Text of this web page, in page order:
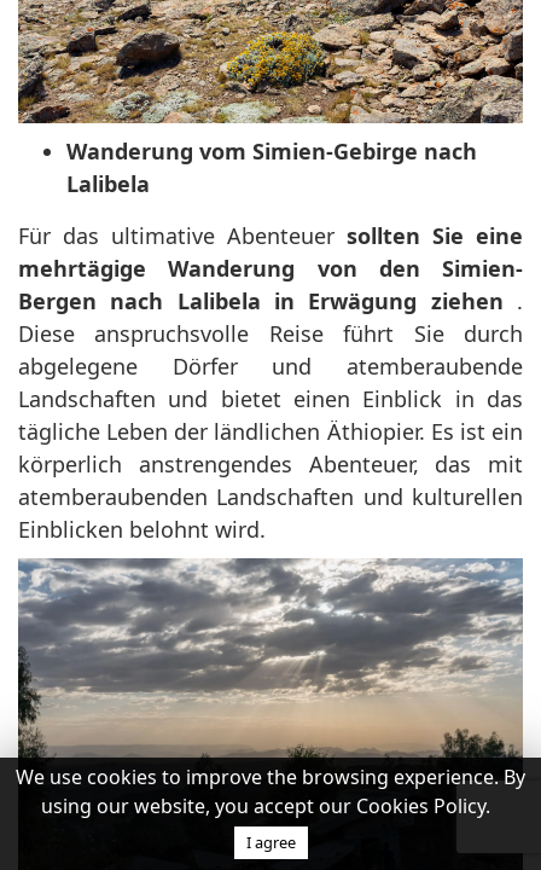
Wanderung vom Simien-Gebirge nach
Lalibela
Für das ultimative Abenteuer sollten Sie eine
mehrtägige Wanderung von den Simien-
Bergen nach Lalibela in Erwägung ziehen .
Diese anspruchsvolle Reise führt Sie durch
abgelegene Dörfer und atemberaubende
Landschaften und bietet einen Einblick in das
tägliche Leben der ländlichen Äthiopier. Es ist ein
körperlich anstrengendes Abenteuer, das mit
atemberaubenden Landschaften und kulturellen
Einblicken belohnt wird.
We use cookies to improve the browsing experience. By
using our website, you accept our Cookies Policy.
I agree